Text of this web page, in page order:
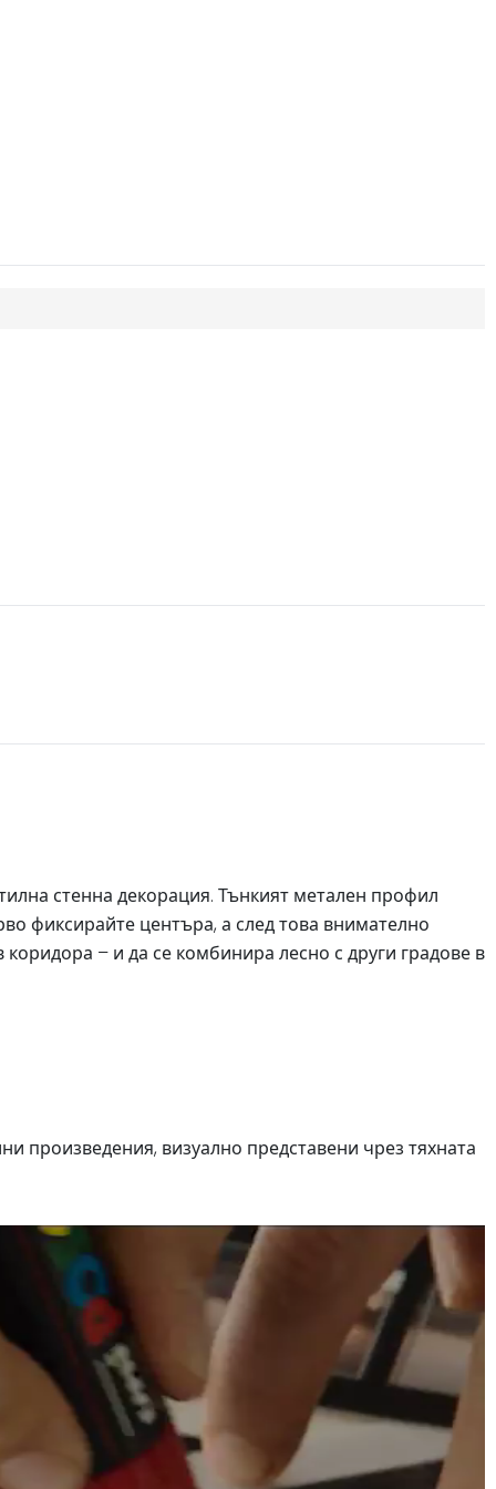
стенна декорация. Тънкият метален профил
фиксирайте центъра, а след това внимателно
– и да се комбинира лесно с други градове в
произведения, визуално представени чрез тяхната